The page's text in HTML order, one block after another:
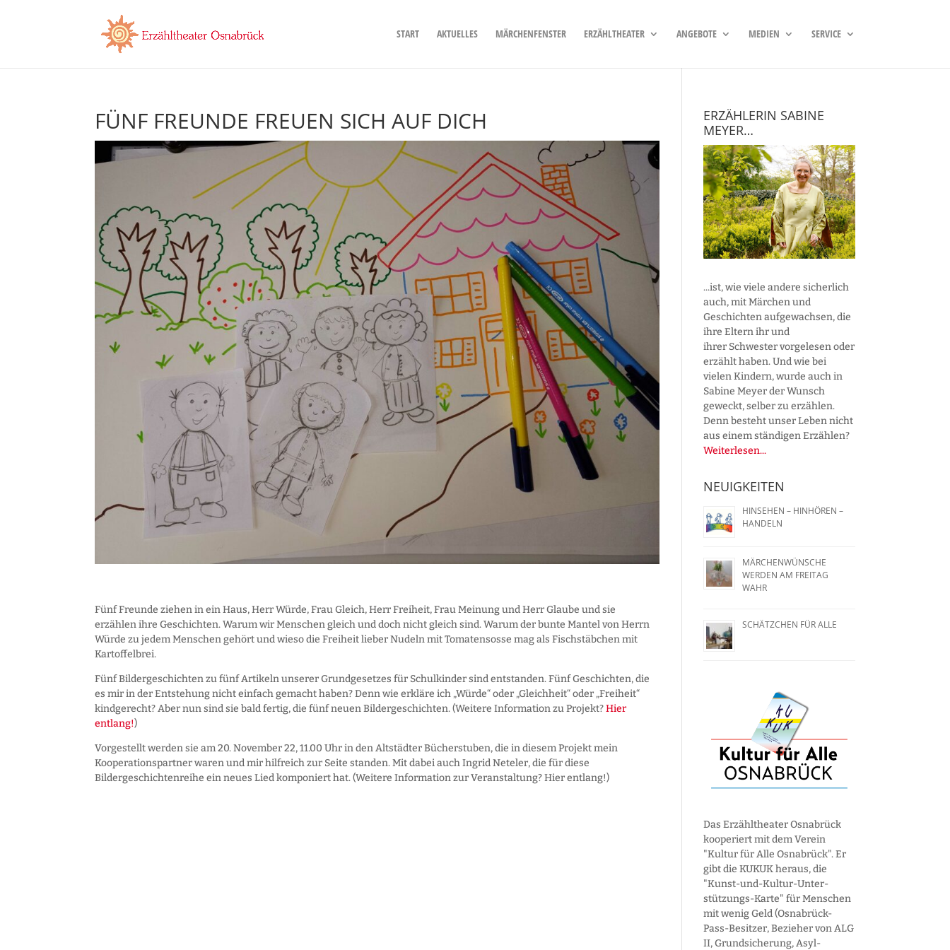
START AKTUELLES MÄRCHENFENSTER ERZÄHLTHEATER ANGEBOTE MEDIEN SERVICE
FÜNF FREUNDE FREUEN SICH AUF DICH
Fünf Freunde ziehen in ein Haus, Herr Würde, Frau Gleich, Herr Freiheit, Frau Meinung und Herr Glaube und sie
erzählen ihre Geschichten. Warum wir Menschen gleich und doch nicht gleich sind. Warum der bunte Mantel von Herrn
Würde zu jedem Menschen gehört und wieso die Freiheit lieber Nudeln mit Tomatensosse mag als Fischstäbchen mit
Kartoffelbrei.
Fünf Bildergeschichten zu fünf Artikeln unserer Grundgesetzes für Schulkinder sind entstanden. Fünf Geschichten, die
es mir in der Entstehung nicht einfach gemacht haben? Denn wie erkläre ich „Würde“ oder „Gleichheit“ oder „Freiheit“
kindgerecht? Aber nun sind sie bald fertig, die fünf neuen Bildergeschichten. (Weitere Information zu Projekt?Hier
entlang!)
Vorgestellt werden sie am 20. November 22, 11.00 Uhr in den Altstädter Bücherstuben, die in diesem Projekt mein
Kooperationspartner waren und mir hilfreich zur Seite standen. Mit dabei auch Ingrid Neteler, die für diese
Bildergeschichtenreihe ein neues Lied komponiert hat. (Weitere Information zur Veranstaltung? Hier entlang!)
ERZÄHLERIN SABINE
MEYER…
...ist, wie viele andere sicherlich
auch, mit Märchen und
Geschichten aufgewachsen, die
ihre Eltern ihr und
ihrer Schwester vorgelesen oder
erzählt haben. Und wie bei
vielen Kindern, wurde auch in
Sabine Meyer der Wunsch
geweckt, selber zu erzählen.
Denn besteht unser Leben nicht
aus einem ständigen Erzählen?
Weiterlesen...
NEUIGKEITEN
HINSEHEN – HINHÖREN –
HANDELN
MÄRCHENWÜNSCHE
WERDEN AM FREITAG
WAHR
SCHÄTZCHEN FÜR ALLE
Das Erzähltheater Osnabrück
kooperiert mit dem Verein
"Kultur für Alle Osnabrück". Er
gibt die KUKUK heraus, die
"Kunst-und-Kultur-Unter­
stützungs-Karte" für Menschen
mit wenig Geld (Osnabrück-
Pass-Besitzer, Bezieher von ALG
II, Grund­sicherung, Asyl­